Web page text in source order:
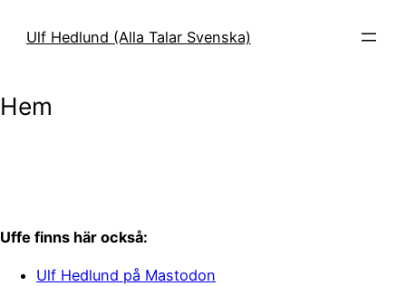
Ulf Hedlund (Alla Talar Svenska)
Hem
Uffe finns här också:
Ulf Hedlund på Mastodon